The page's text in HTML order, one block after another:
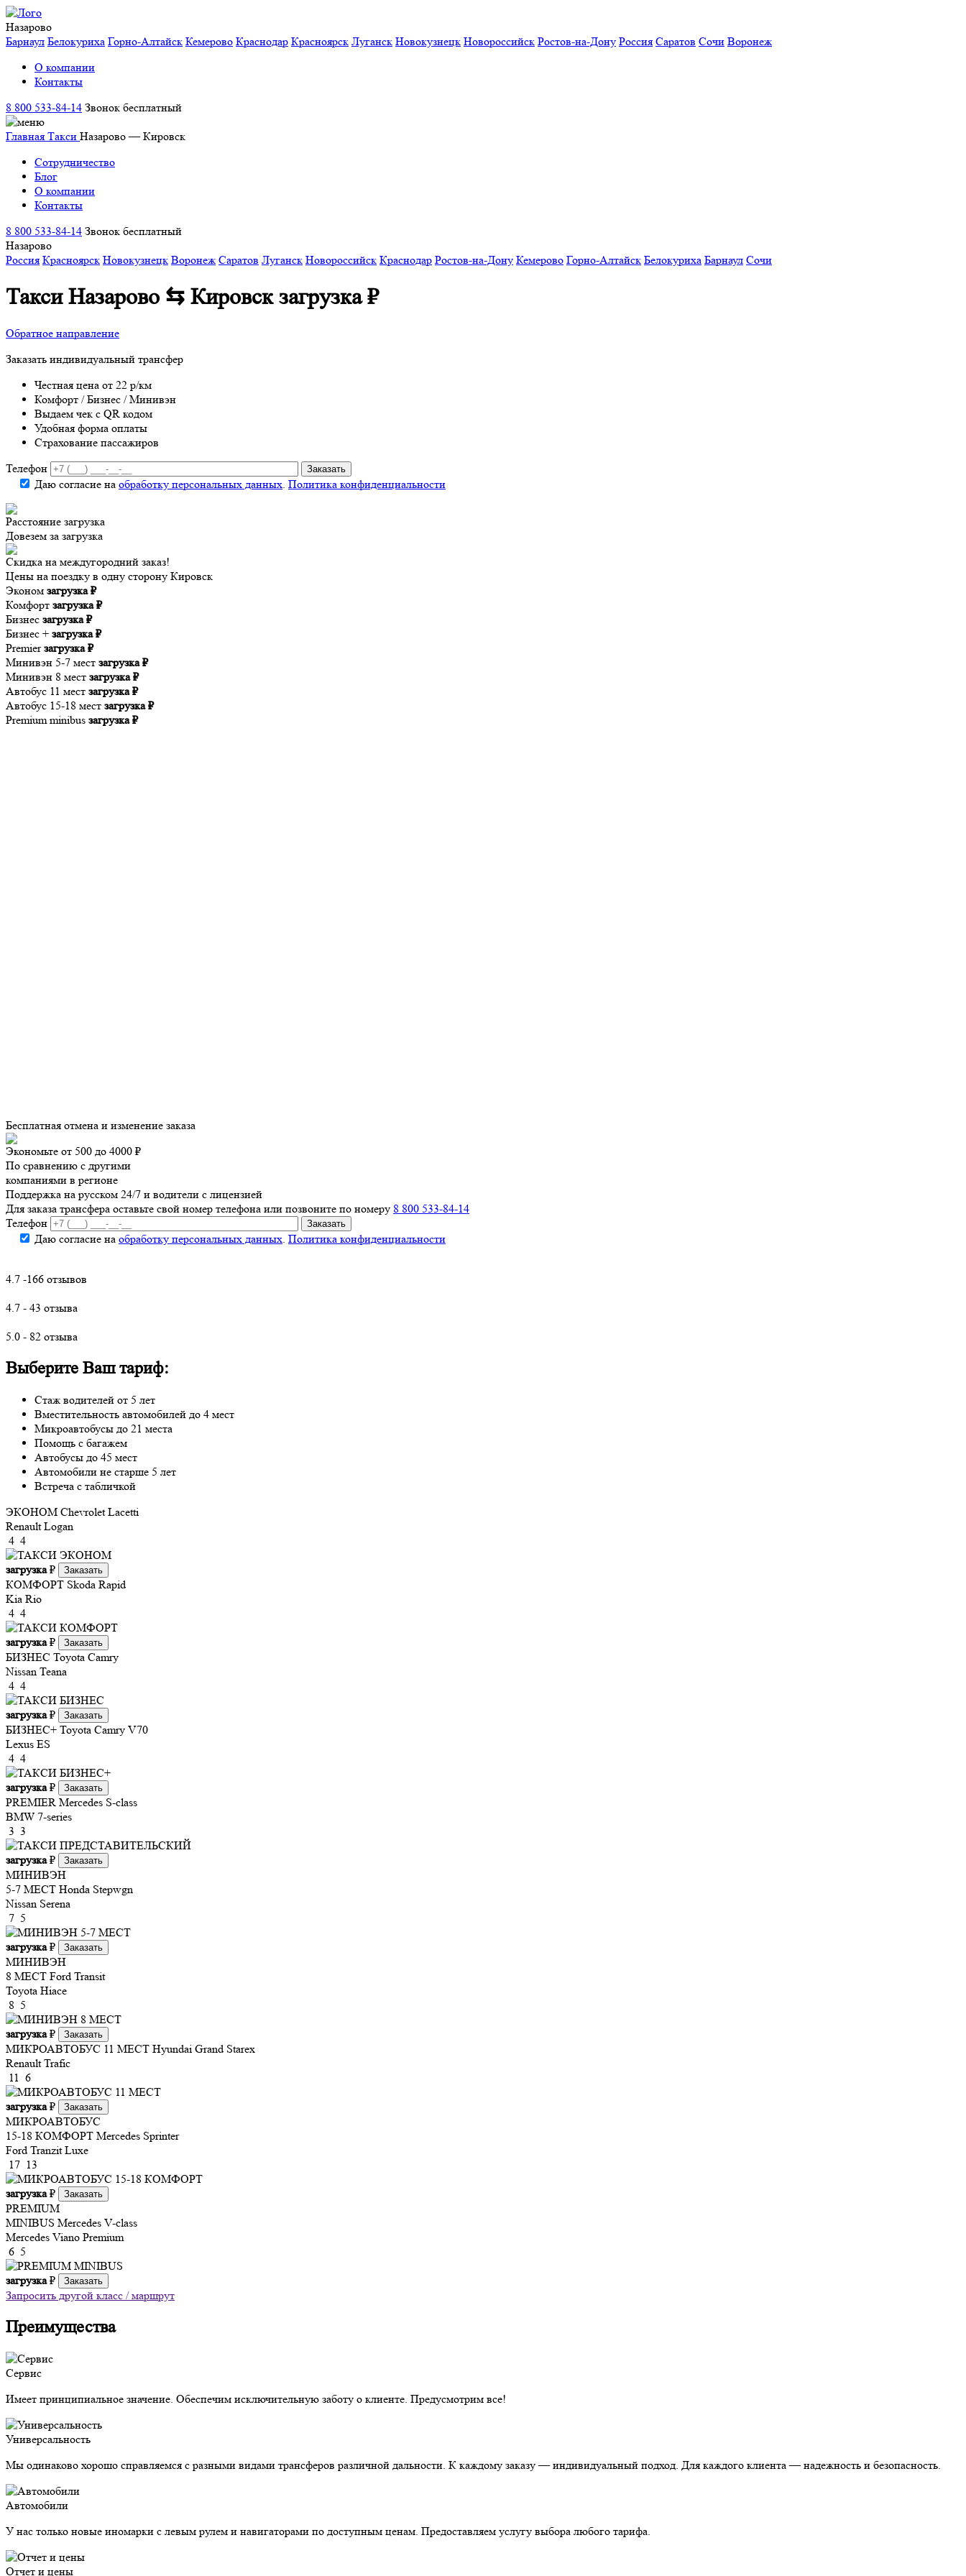
Назарово
Барнаул Белокуриха Горно-Алтайск Кемерово Краснодар Красноярск Луганск Новокузнецк Новороссийск Ростов-на-Дону Россия Саратов Сочи Воронеж
О компании
Контакты
8 800 533-84-14 Звонок бесплатный
Главная Такси Назарово — Кировск
Сотрудничество
Блог
О компании
Контакты
8 800 533-84-14 Звонок бесплатный
Назарово
Россия Красноярск Новокузнецк Воронеж Саратов Луганск Новороссийск Краснодар Ростов-на-Дону Кемерово Горно-Алтайск Белокуриха Барнаул Сочи
Такси Назарово ⇆ Кировскзагрузка₽
Обратное направление
Заказать индивидуальный трансфер
Честная цена от 22 р/км
Комфорт / Бизнес / Минивэн
Выдаем чек с QR кодом
Удобная форма оплаты
Страхование пассажиров
Телефон
Даю согласие на обработку персональных данных. Политика конфиденциальности
Расстояние загрузка
Довезем за загрузка
Скидка на междугородний заказ!
Цены на поездку в одну сторону Кировск
Эконом загрузка ₽
Комфорт загрузка ₽
Бизнес загрузка ₽
Бизнес + загрузка ₽
Premier загрузка ₽
Минивэн 5-7 мест загрузка ₽
Минивэн 8 мест загрузка ₽
Автобус 11 мест загрузка ₽
Автобус 15-18 мест загрузка ₽
Premium minibus загрузка ₽
Бесплатная отмена и изменение заказа
Экономьте от 500 до 4000 ₽
По сравнению с другими
компаниями в регионе
Поддержка на русском 24/7 и водители с лицензией
Для заказа трансфера оставьте свой номер телефона или позвоните по номеру 8 800 533-84-14
Телефон
Даю согласие на обработку персональных данных. Политика конфиденциальности
4.7 -166 отзывов
4.7 - 43 отзыва
5.0 - 82 отзыва
Выберите Ваш тариф:
Стаж водителей от 5 лет
Вместительность автомобилей до 4 мест
Микроавтобусы до 21 места
Помощь с багажем
Автобусы до 45 мест
Автомобили не старше 5 лет
Встреча с табличкой
ЭКОНОМ Chevrolet Lacetti
Renault Logan
4 4
загрузка₽ Заказать
КОМФОРТ Skoda Rapid
Kia Rio
4 4
загрузка₽ Заказать
БИЗНЕС Toyota Camry
Nissan Teana
4 4
загрузка₽ Заказать
БИЗНЕС+ Toyota Camry V70
Lexus ES
4 4
загрузка₽ Заказать
PREMIER Mercedes S-class
BMW 7-series
3 3
загрузка₽ Заказать
МИНИВЭН
5-7 МЕСТ Honda Stepwgn
Nissan Serena
7 5
загрузка₽ Заказать
МИНИВЭН
8 МЕСТ Ford Transit
Toyota Hiace
8 5
загрузка₽ Заказать
МИКРОАВТОБУС 11 МЕСТ Hyundai Grand Starex
Renault Trafic
11 6
загрузка₽ Заказать
МИКРОАВТОБУС
15-18 КОМФОРТ Mercedes Sprinter
Ford Tranzit Luxe
17 13
загрузка₽ Заказать
PREMIUM
MINIBUS Mercedes V-class
Mercedes Viano Premium
6 5
загрузка₽ Заказать
Запросить другой класс / маршрут
Преимущества
Сервис
Имеет принципиальное значение. Обеспечим исключительную заботу о клиенте. Предусмотрим все!
Универсальность
Мы одинаково хорошо справляемся с разными видами трансферов различной дальности. К каждому заказу — индивидуальный подход. Для каждого клиента — надежность и безопасность.
Автомобили
У нас только новые иномарки с левым рулем и навигаторами по доступным ценам. Предоставляем услугу выбора любого тарифа.
Отчет и цены